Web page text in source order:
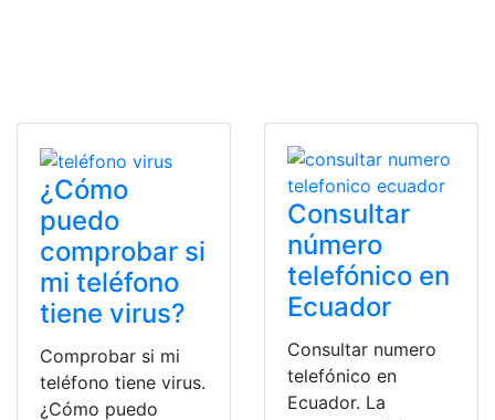
¿Cómo
puedo
comprobar si
mi teléfono
tiene virus?
Comprobar si mi
teléfono tiene virus.
¿Cómo puedo
Consultar
número
telefónico en
Ecuador
Consultar numero
telefónico en
Ecuador. La